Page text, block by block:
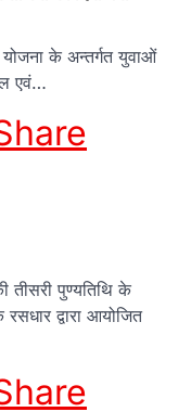
योजना के अन्तर्गत युवाओं
एवं…
तीसरी पुण्यतिथि के
द्वारा आयोजित